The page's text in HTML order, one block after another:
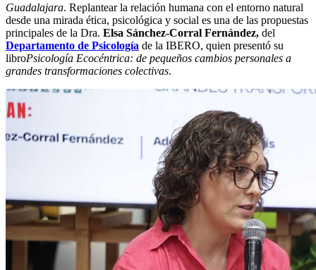
Guadalajara. Replantear la relación humana con el entorno natural
desde una mirada ética, psicológica y social es una de las propuestas
principales de la Dra. Elsa Sánchez-Corral Fernández, del
Departamento de Psicología de la IBERO, quien presentó su
libroPsicología Ecocéntrica: de pequeños cambios personales a
grandes transformaciones colectivas.